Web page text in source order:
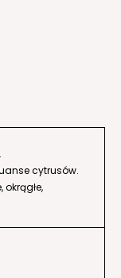
cytrusów.